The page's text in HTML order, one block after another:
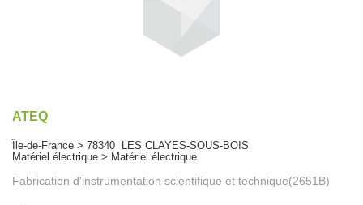
ATEQ
Île-de-France > 78340 LES CLAYES-SOUS-BOIS
Matériel électrique > Matériel électrique
Fabrication d'instrumentation scientifique et technique(2651B)